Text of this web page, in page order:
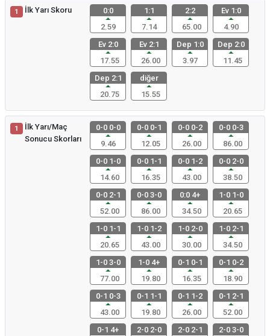
1 İlk Yarı Skoru
0:0
2.59
1:1
7.14
2:2
65.00
Ev 1:0
4.90
Ev 2:0
17.55
Ev 2:1
26.00
Dep 1:0
3.97
Dep 2:0
11.45
Dep 2:1
20.75
diğer
15.55
1
İlk Yarı/Maç
Sonucu Skorları
0-0 0-0
9.46
0-0 0-1
12.05
0-0 0-2
26.00
0-0 0-3
86.00
0-0 1-0
14.60
0-0 1-1
16.35
0-0 1-2
43.00
0-0 2-0
38.50
0-0 2-1
52.00
0-0 3-0
86.00
0:0 4+
34.50
1-0 1-0
20.65
1-0 1-1
20.65
1-0 1-2
43.00
1-0 2-0
30.00
1-0 2-1
34.50
1-0 3-0
77.00
1-0 4+
19.80
0-1 0-1
16.35
0-1 0-2
18.90
0-1 0-3
43.00
0-1 1-1
19.80
0-1 1-2
26.00
0-1 2-1
52.00
0-1 4+
2-0 2-0
2-0 2-1
2-0 3-0